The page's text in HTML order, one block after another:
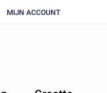
MIJN ACCOUNT